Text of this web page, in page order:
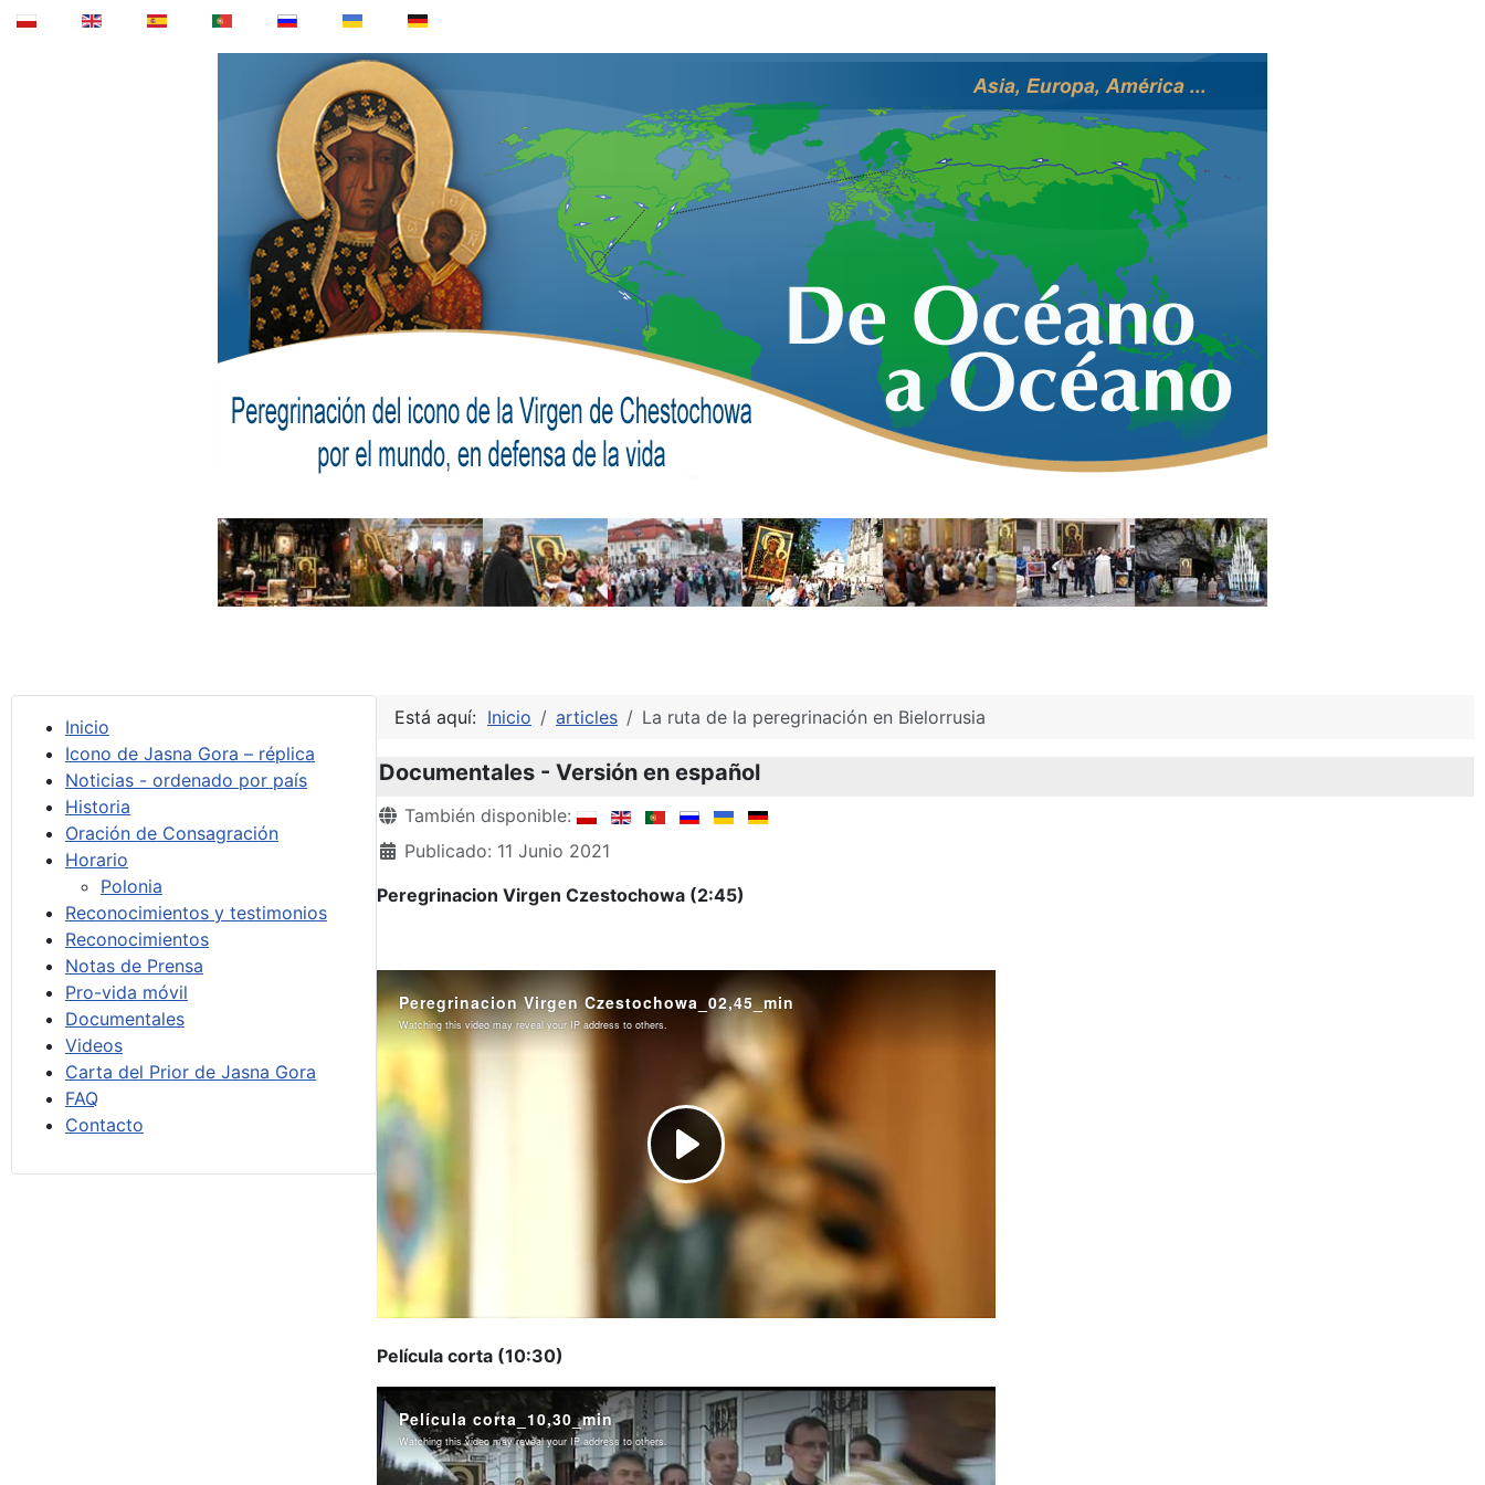
Inicio
Icono de Jasna Gora – réplica
Noticias - ordenado por país
Historia
Oración de Consagración
Horario
Polonia
Reconocimientos y testimonios
Reconocimientos
Notas de Prensa
Pro-vida móvil
Documentales
Videos
Carta del Prior de Jasna Gora
FAQ
Contacto
Está aquí: Inicio articles La ruta de la peregrinación en Bielorrusia
Documentales - Versión en español
Detalles
También disponible:
Publicado: 11 Junio 2021
Peregrinacion Virgen Czestochowa (2:45)
Película corta (10:30)